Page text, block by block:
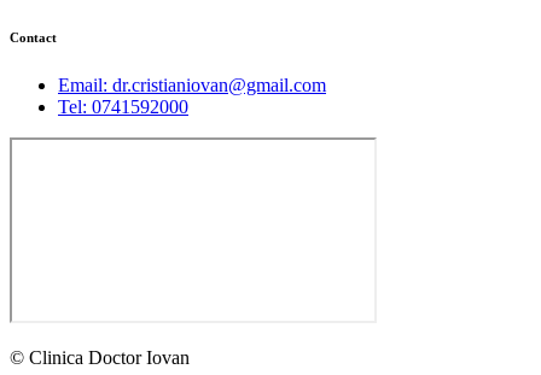
Contact
Email: dr.cristianiovan@gmail.com
Tel: 0741592000
© Clinica Doctor Iovan